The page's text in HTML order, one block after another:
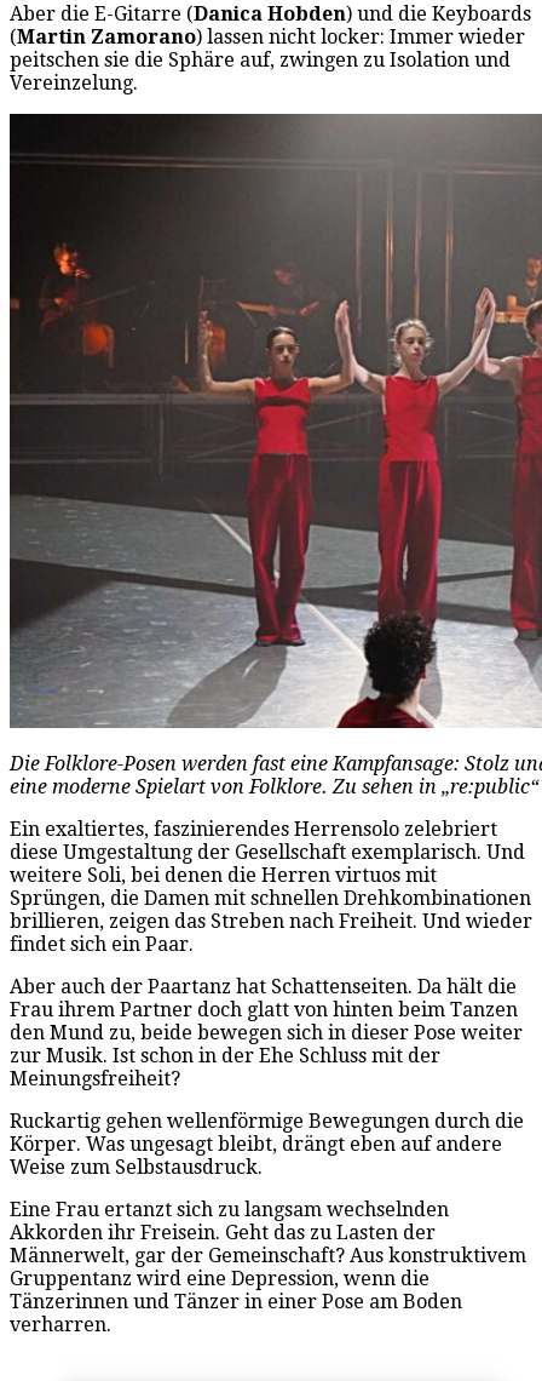
Aber die E-Gitarre (Danica Hobden) und die Keyboards
(Martin Zamorano) lassen nicht locker: Immer wieder
peitschen sie die Sphäre auf, zwingen zu Isolation und
Vereinzelung.
Die Folklore-Posen werden fast eine Kampfansage: Stolz
eine moderne Spielart von Folklore. Zu sehen in
Ein exaltiertes, faszinierendes Herrensolo zelebriert
diese Umgestaltung der Gesellschaft exemplarisch. Und
weitere Soli, bei denen die Herren virtuos mit
Sprüngen, die Damen mit schnellen Drehkombinationen
brillieren, zeigen das Streben nach Freiheit. Und wieder
findet sich ein Paar.
Aber auch der Paartanz hat Schattenseiten. Da hält die
Frau ihrem Partner doch glatt von hinten beim Tanzen
den Mund zu, beide bewegen sich in dieser Pose weiter
zur Musik. Ist schon in der Ehe Schluss mit der
Meinungsfreiheit?
Ruckartig gehen wellenförmige Bewegungen durch die
Körper. Was ungesagt bleibt, drängt eben auf andere
Weise zum Selbstausdruck.
Eine Frau ertanzt sich zu langsam wechselnden
Akkorden ihr Freisein. Geht das zu Lasten der
Männerwelt, gar der Gemeinschaft? Aus konstruktivem
Gruppentanz wird eine Depression, wenn die
Tänzerinnen und Tänzer in einer Pose am Boden
verharren.